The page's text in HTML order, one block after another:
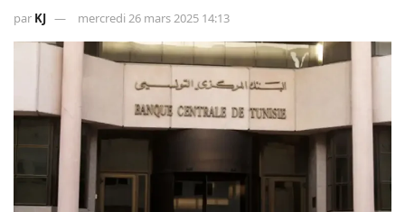
par KJ mercredi 26 mars 2025 14:13